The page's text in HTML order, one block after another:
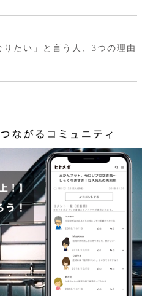
りたい」と言う人、3つの理由